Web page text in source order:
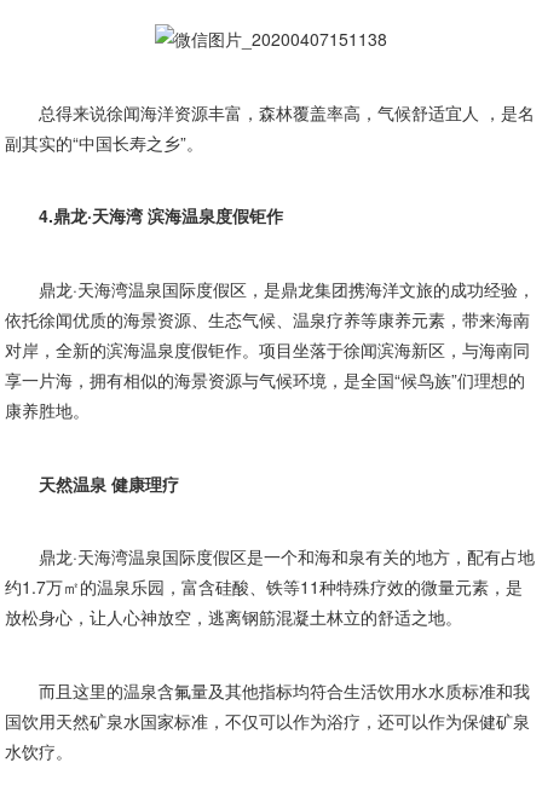
总得来说徐闻海洋资源丰富，森林覆盖率高，气候舒适宜人 ，是名
副其实的“中国长寿之乡”。
4.鼎龙·天海湾 滨海温泉度假钜作
鼎龙·天海湾温泉国际度假区，是鼎龙集团携海洋文旅的成功经验，
依托徐闻优质的海景资源、生态气候、温泉疗养等康养元素，带来海南
对岸，全新的滨海温泉度假钜作。项目坐落于徐闻滨海新区，与海南同
享一片海，拥有相似的海景资源与气候环境，是全国“候鸟族”们理想的
康养胜地。
天然温泉 健康理疗
鼎龙·天海湾温泉国际度假区是一个和海和泉有关的地方，配有占地
约1.7万㎡的温泉乐园，富含硅酸、铁等11种特殊疗效的微量元素，是
放松身心，让人心神放空，逃离钢筋混凝土林立的舒适之地。
而且这里的温泉含氟量及其他指标均符合生活饮用水水质标准和我
国饮用天然矿泉水国家标准，不仅可以作为浴疗，还可以作为保健矿泉
水饮疗。